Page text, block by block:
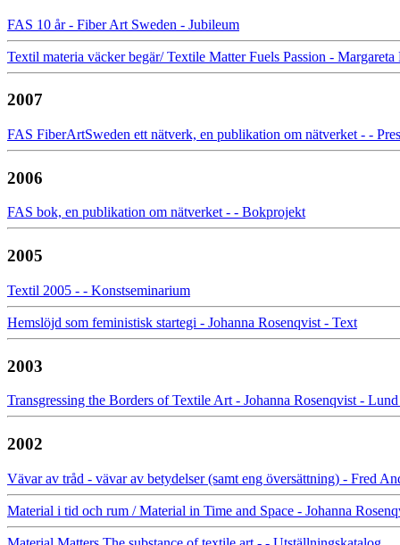
FAS 10 år - Fiber Art Sweden - Jubileum
Textil materia väcker begär/ Textile Matter Fuels Passion -
2007
FAS FiberArtSweden ett nätverk, en publikation om nätverket - -
2006
FAS bok, en publikation om nätverket - - Bokprojekt
2005
Textil 2005 - - Konstseminarium
Hemslöjd som feministisk startegi - Johanna Rosenqvist - Text
2003
Transgressing the Borders of Textile Art - Johanna Rosenqvist -
2002
Vävar av tråd - vävar av betydelser (samt eng översättning) - Fred
Material i tid och rum / Material in Time and Space - Johanna